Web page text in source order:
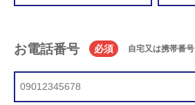
お電話番号 必須 自宅又は携帯番号